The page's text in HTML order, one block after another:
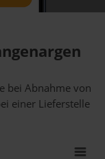
bei Abnahmevon
einer Lieferstelle